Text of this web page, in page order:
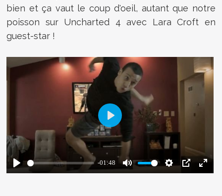
bien et ça vaut le coup d'oeil, autant que notre
poisson sur Uncharted 4 avec Lara Croft en
guest-star !